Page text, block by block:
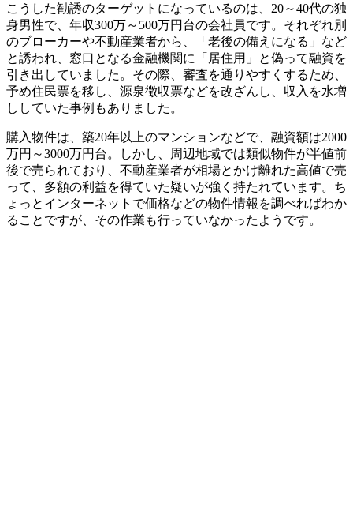
こうした勧誘のターゲットになっているのは、20～40代の独
身男性で、年収300万～500万円台の会社員です。それぞれ別
のブローカーや不動産業者から、「老後の備えになる」など
と誘われ、窓口となる金融機関に「居住用」と偽って融資を
引き出していました。その際、審査を通りやすくするため、
予め住民票を移し、源泉徴収票などを改ざんし、収入を水増
ししていた事例もありました。
購入物件は、築20年以上のマンションなどで、融資額は2000
万円～3000万円台。しかし、周辺地域では類似物件が半値前
後で売られており、不動産業者が相場とかけ離れた高値で売
って、多額の利益を得ていた疑いが強く持たれています。ち
ょっとインターネットで価格などの物件情報を調べればわか
ることですが、その作業も行っていなかったようです。